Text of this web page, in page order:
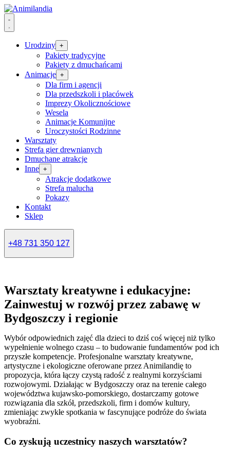
Urodziny +
Pakiety tradycyjne
Pakiety z dmuchańcami
Animacje +
Dla firm i agencji
Dla przedszkoli i placówek
Imprezy Okolicznościowe
Wesela
Animacje Komunijne
Uroczystości Rodzinne
Warsztaty
Strefa gier drewnianych
Dmuchane atrakcje
Inne +
Atrakcje dodatkowe
Strefa malucha
Pokazy
Kontakt
Sklep
+48 731 350 127
Warsztaty kreatywne i edukacyjne:
Zainwestuj w rozwój przez zabawę w
Bydgoszczy i regionie
Wybór odpowiednich zajęć dla dzieci to dziś coś więcej niż tylko
wypełnienie wolnego czasu – to budowanie fundamentów pod ich
przyszłe kompetencje. Profesjonalne warsztaty kreatywne,
artystyczne i ekologiczne oferowane przez Animilandię to
propozycja, która łączy czystą radość z realnymi korzyściami
rozwojowymi. Działając w Bydgoszczy oraz na terenie całego
województwa kujawsko-pomorskiego, dostarczamy gotowe
rozwiązania dla szkół, przedszkoli, firm i domów kultury,
zmieniając zwykłe spotkania w fascynujące podróże do świata
wyobraźni.
Co zyskują uczestnicy naszych warsztatów?